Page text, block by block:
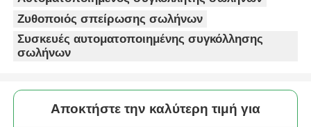
μηχανή σύντηξης PP
αυτόματη μηχανή
συγκόλλησης με